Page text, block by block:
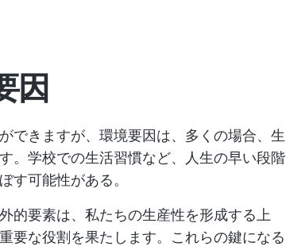
因
できますが、環境要因は、多くの場合、生
。学校での生活習慣など、人生の早い段階
す可能性がある。
的要素は、私たちの生産性を形成する上
要な役割を果たします。これらの鍵になる